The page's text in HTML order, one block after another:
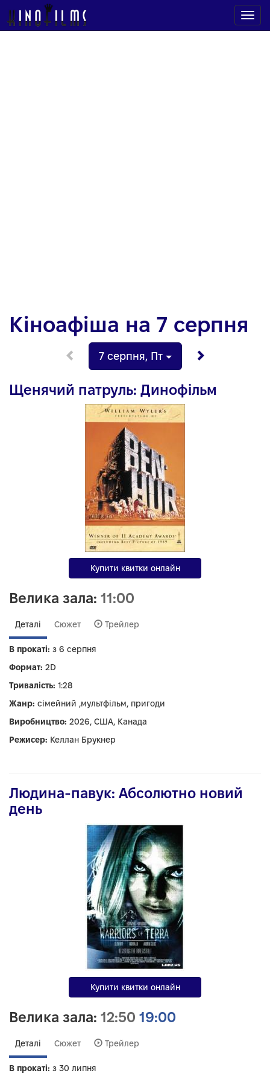
Кіноафіша на 7 серпня
7 серпня, Пт
Щенячий патруль: Динофільм
Купити квитки онлайн
Велика зала: 11:00
Деталі Сюжет Трейлер
В прокаті: з 6 серпня
Формат: 2D
Тривалість: 1:28
Жанр: сімейний ,мультфільм, пригоди
Виробництво: 2026, США, Канада
Режисер: Келлан Брукнер
Людина-павук: Абсолютно новий
день
Купити квитки онлайн
Велика зала: 12:50 19:00
Деталі Сюжет Трейлер
В прокаті: з 30 липня